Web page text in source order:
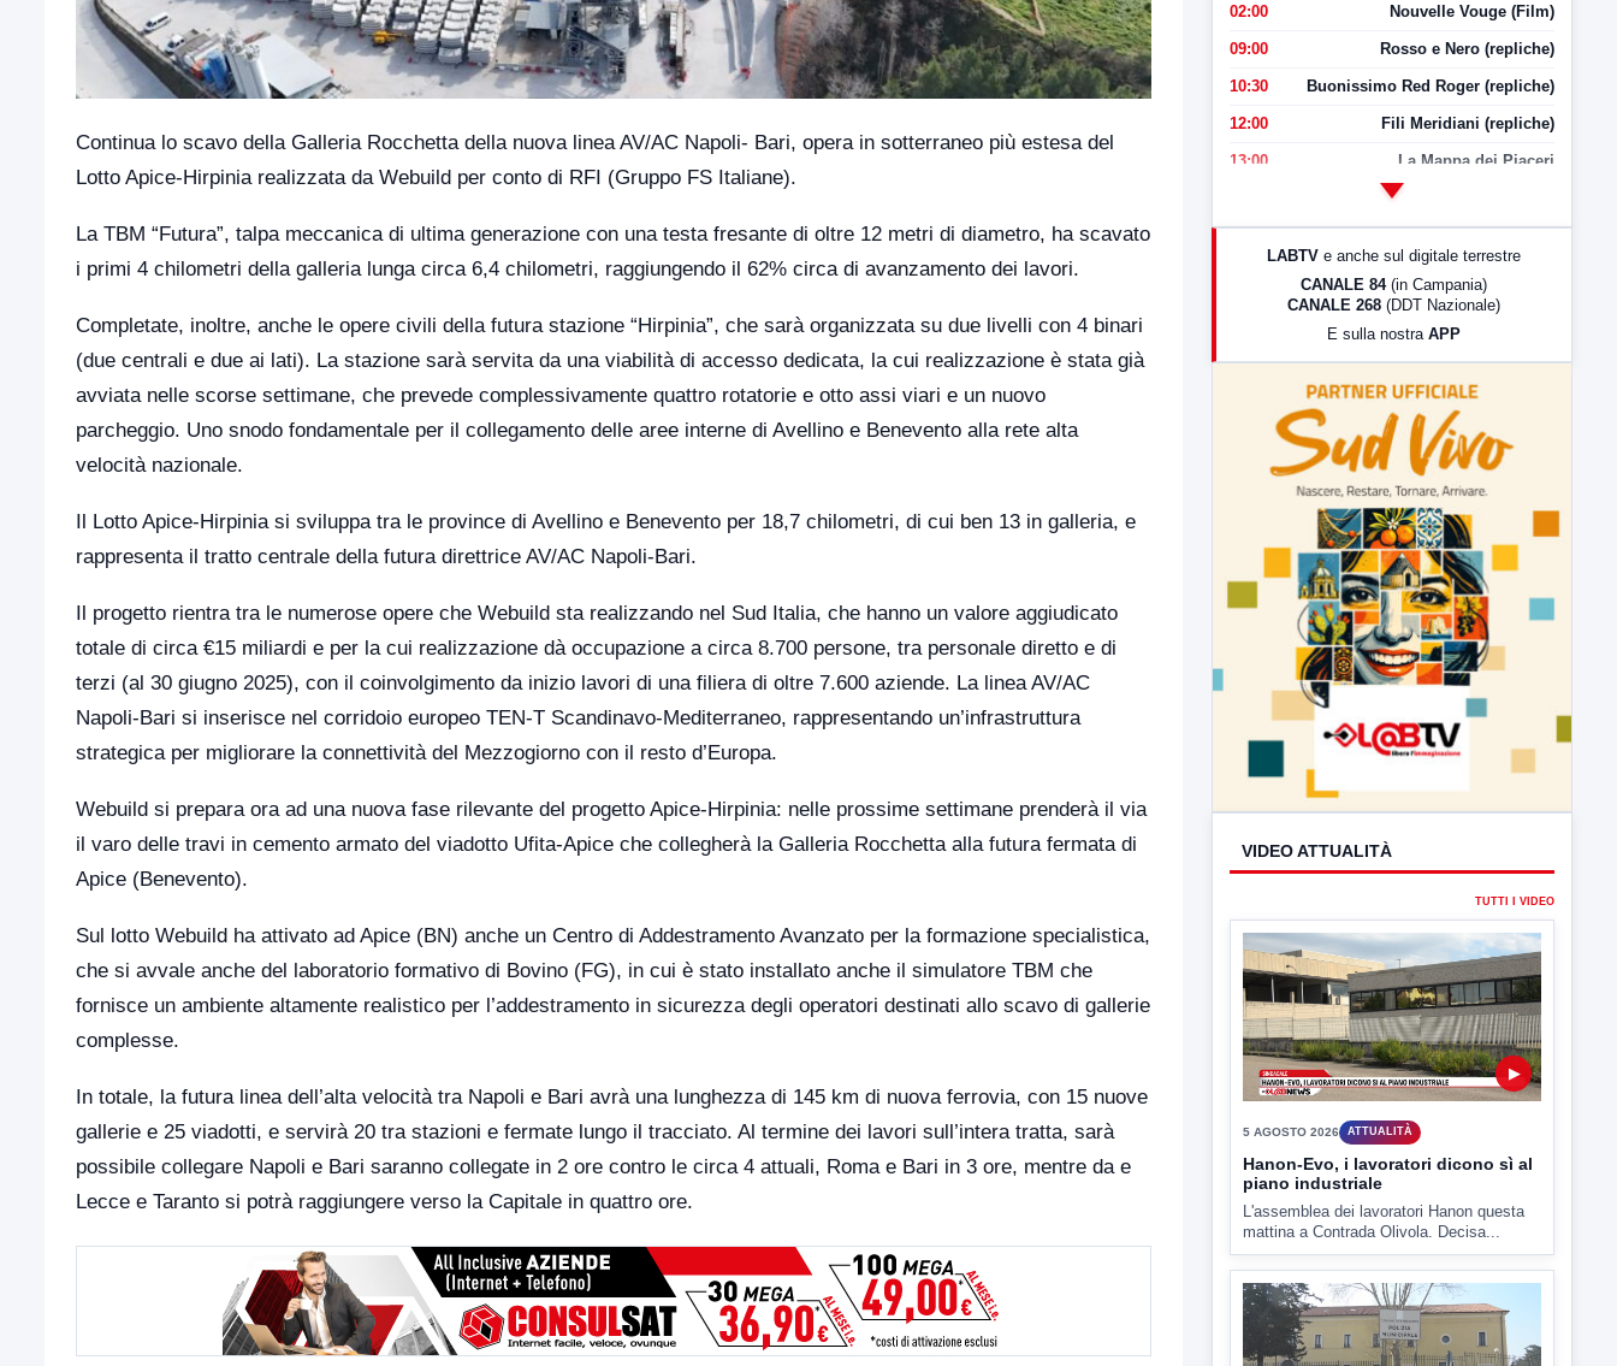
Continua lo scavo della Galleria Rocchetta della nuova linea AV/AC Napoli- Bari, opera in sotterraneo più estesa del
Lotto Apice-Hirpinia realizzata da Webuild per conto di RFI (Gruppo FS Italiane).
La TBM “Futura”, talpa meccanica di ultima generazione con una testa fresante di oltre 12 metri di diametro, ha scavato
i primi 4 chilometri della galleria lunga circa 6,4 chilometri, raggiungendo il 62% circa di avanzamento dei lavori.
Completate, inoltre, anche le opere civili della futura stazione “Hirpinia”, che sarà organizzata su due livelli con 4 binari
(due centrali e due ai lati). La stazione sarà servita da una viabilità di accesso dedicata, la cui realizzazione è stata già
avviata nelle scorse settimane, che prevede complessivamente quattro rotatorie e otto assi viari e un nuovo
parcheggio. Uno snodo fondamentale per il collegamento delle aree interne di Avellino e Benevento alla rete alta
velocità nazionale.
Il Lotto Apice-Hirpinia si sviluppa tra le province di Avellino e Benevento per 18,7 chilometri, di cui ben 13 in galleria, e
rappresenta il tratto centrale della futura direttrice AV/AC Napoli-Bari.
Il progetto rientra tra le numerose opere che Webuild sta realizzando nel Sud Italia, che hanno un valore aggiudicato
totale di circa €15 miliardi e per la cui realizzazione dà occupazione a circa 8.700 persone, tra personale diretto e di
terzi (al 30 giugno 2025), con il coinvolgimento da inizio lavori di una filiera di oltre 7.600 aziende. La linea AV/AC
Napoli-Bari si inserisce nel corridoio europeo TEN-T Scandinavo-Mediterraneo, rappresentando un’infrastruttura
strategica per migliorare la connettività del Mezzogiorno con il resto d’Europa.
Webuild si prepara ora ad una nuova fase rilevante del progetto Apice-Hirpinia: nelle prossime settimane prenderà il via
il varo delle travi in cemento armato del viadotto Ufita-Apice che collegherà la Galleria Rocchetta alla futura fermata di
Apice (Benevento).
Sul lotto Webuild ha attivato ad Apice (BN) anche un Centro di Addestramento Avanzato per la formazione specialistica,
che si avvale anche del laboratorio formativo di Bovino (FG), in cui è stato installato anche il simulatore TBM che
fornisce un ambiente altamente realistico per l’addestramento in sicurezza degli operatori destinati allo scavo di gallerie
complesse.
In totale, la futura linea dell’alta velocità tra Napoli e Bari avrà una lunghezza di 145 km di nuova ferrovia, con 15 nuove
gallerie e 25 viadotti, e servirà 20 tra stazioni e fermate lungo il tracciato. Al termine dei lavori sull’intera tratta, sarà
possibile collegare Napoli e Bari saranno collegate in 2 ore contro le circa 4 attuali, Roma e Bari in 3 ore, mentre da e
Lecce e Taranto si potrà raggiungere verso la Capitale in quattro ore.
02:00 Nouvelle Vouge (Film)
09:00 Rosso e Nero (repliche)
10:30 Buonissimo Red Roger (repliche)
12:00 Fili Meridiani (repliche)
13:00 La Mappa dei Piaceri
LabNews (Diretta)
LabNews (replica)
LABTV e anche sul digitale terrestre
CANALE 84 (in Campania)
CANALE 268 (DDT Nazionale)
E sulla nostra APP
VIDEO ATTUALITÀ
TUTTI I VIDEO
▶
5 AGOSTO 2026 ATTUALITÀ
Hanon-Evo, i lavoratori dicono sì al
piano industriale
L'assemblea dei lavoratori Hanon questa
mattina a Contrada Olivola. Decisa...